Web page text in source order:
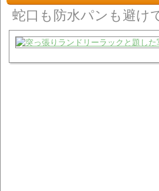
蛇口も防水パンも避け